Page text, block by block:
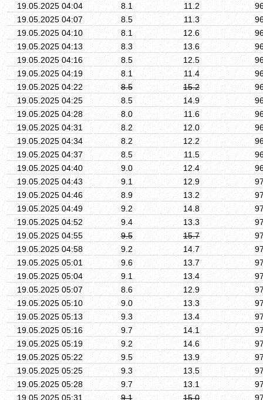
19.05.2025 04:04
8.1 11.2
19.05.2025 04:07
8.5 11.3
19.05.2025 04:10
8.1 12.6
19.05.2025 04:13
8.3 13.6
19.05.2025 04:16
8.5 12.5
19.05.2025 04:19
8.1 11.4
19.05.2025 04:22
8.5 15.2
19.05.2025 04:25
8.5 14.9
19.05.2025 04:28
8.0 11.6
19.05.2025 04:31
8.2 12.0
19.05.2025 04:34
8.2 12.2
19.05.2025 04:37
8.5 11.5
19.05.2025 04:40
9.0 12.4
19.05.2025 04:43
9.1 12.9
19.05.2025 04:46
8.9 13.2
19.05.2025 04:49
9.2 14.8
19.05.2025 04:52
9.4 13.3
19.05.2025 04:55
9.5 15.7
19.05.2025 04:58
9.2 14.7
19.05.2025 05:01
9.6 13.7
19.05.2025 05:04
9.1 13.4
19.05.2025 05:07
8.6 12.9
19.05.2025 05:10
9.0 13.3
19.05.2025 05:13
9.3 13.4
19.05.2025 05:16
9.7 14.1
19.05.2025 05:19
9.2 14.6
19.05.2025 05:22
9.5 13.9
19.05.2025 05:25
9.3 13.5
19.05.2025 05:28
9.7 13.1
19.05.2025 05:31
9.1 15.0